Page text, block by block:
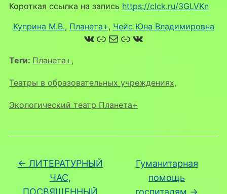
Короткая ссылка на запись https://clck.ru/3GLVKn
Куприна М.В., Планета+, Чейс Юна Владимировна
ВКонтакте
Ссылка
Почта
Ссылка
ВКонтакте
Теги: Планета+,
Театры в образовательных учреждениях,
Экологический театр Планета+
← ЛИТЕРАТУРНЫЙ
ЧАС,
ПОСВЯЩЕННЫЙ
Гуманитарная
помощь
госпиталям →